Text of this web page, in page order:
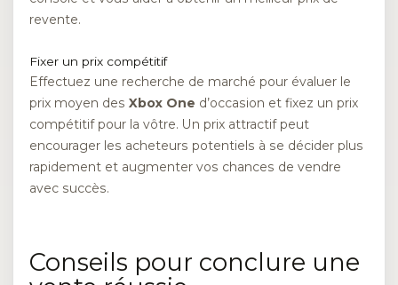
revente.
Fixer un prix compétitif
Effectuez une recherche de marché pour évaluer le
prix moyen des Xbox One d’occasion et fixez un prix
compétitif pour la vôtre. Un prix attractif peut
encourager les acheteurs potentiels à se décider plus
rapidement et augmenter vos chances de vendre
avec succès.
Conseils pour conclure une